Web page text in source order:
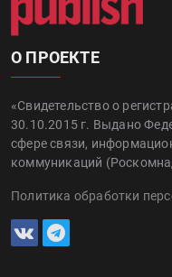
О ПРОЕКТЕ
«Свидетельство о
30.10.2015 г. Выдано
сфере связи,
коммуникаций
Политика обработки